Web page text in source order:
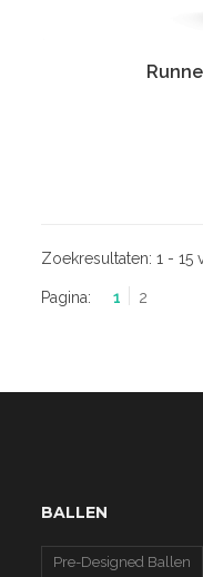
Zoekresultaten:1 - 15
Pagina: 1 2
BALLEN
Pre-Designed Ballen